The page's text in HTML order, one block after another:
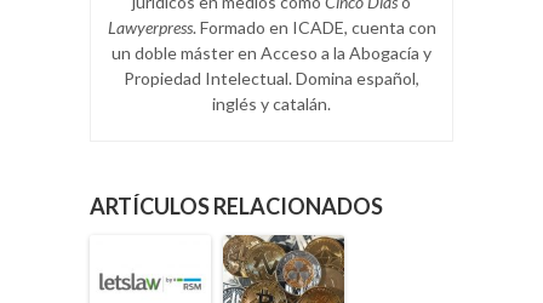
Lawyerpress. Formado en ICADE, cuenta con
un doble máster en Acceso a la Abogacía y
Propiedad Intelectual. Domina español,
inglés y catalán.
ARTÍCULOS RELACIONADOS